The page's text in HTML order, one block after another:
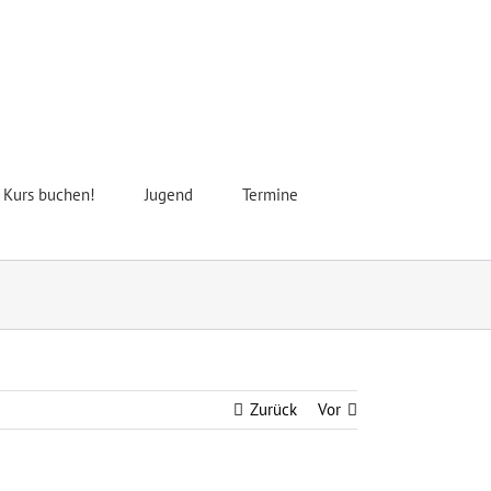
buchen! Jugend Termine
Zurück Vor